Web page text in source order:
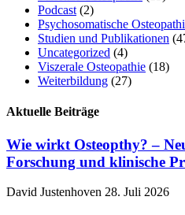
Podcast (2)
Psychosomatische
Studien und Publikationen
Uncategorized (4)
Viszerale Osteopathie (18)
Weiterbildung (27)
Aktuelle Beiträge
Wie wirkt Osteopthy? –
Forschung und klinische
David Justenhoven 28. Juli 2026